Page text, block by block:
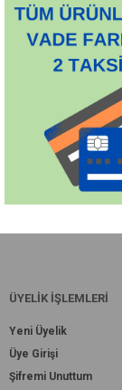
ÜYELİK İŞLEMLERİ
Yeni Üyelik
Üye Girişi
Şifremi Unuttum